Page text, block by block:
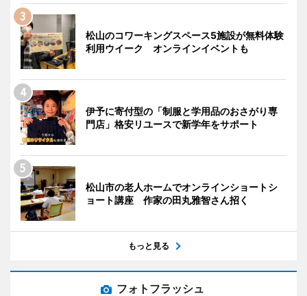
松山のコワーキングスペース5施設が無料体験
利用ウイーク オンラインイベントも
伊予に寄付型の「制服と学用品のおさがり専
門店」格安リユースで新学年をサポート
松山市の老人ホームでオンラインショートシ
ョート講座 作家の田丸雅智さん招く
もっと見る
フォトフラッシュ